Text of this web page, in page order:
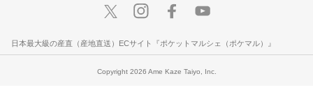
日本最大級の産直（産地直送）ECサイト『ポケットマルシェ（ポケマル）』
Copyright 2026 Ame Kaze Taiyo, Inc.